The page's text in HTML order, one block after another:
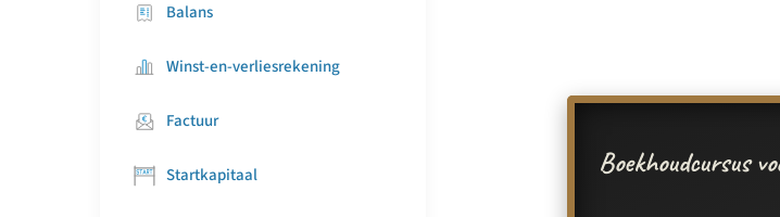
Balans
Winst-en-verliesrekening
Factuur
Startkapitaal